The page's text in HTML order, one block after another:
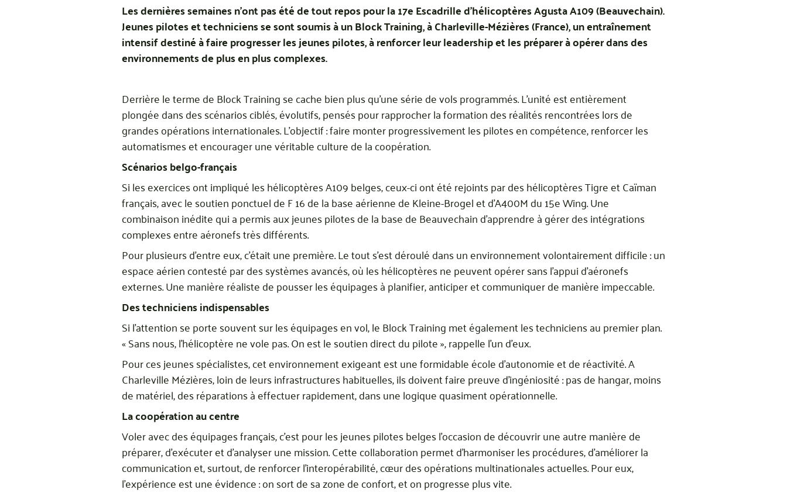
Les dernières semaines n’ont pas été de tout repos pour la 17e Escadrille d'hélicoptères Agusta A109 (Beauvechain).
Jeunes pilotes et techniciens se sont soumis à un Block Training, à Charleville-Mézières (France), un entraînement
intensif destiné à faire progresser les jeunes pilotes, à renforcer leur leadership et les préparer à opérer dans des
environnements de plus en plus complexes.
Derrière le terme de Block Training se cache bien plus qu’une série de vols programmés. L’unité est entièrement
plongée dans des scénarios ciblés, évolutifs, pensés pour rapprocher la formation des réalités rencontrées lors de
grandes opérations internationales. L’objectif : faire monter progressivement les pilotes en compétence, renforcer les
automatismes et encourager une véritable culture de la coopération.
Scénarios belgo-français
Si les exercices ont impliqué les hélicoptères A109 belges, ceux-ci ont été rejoints par des hélicoptères Tigre et Caïman
français, avec le soutien ponctuel de F 16 de la base aérienne de Kleine-Brogel et d’A400M du 15e Wing. Une
combinaison inédite qui a permis aux jeunes pilotes de la base de Beauvechain d’apprendre à gérer des intégrations
complexes entre aéronefs très différents.
Pour plusieurs d’entre eux, c’était une première. Le tout s’est déroulé dans un environnement volontairement difficile : un
espace aérien contesté par des systèmes avancés, où les hélicoptères ne peuvent opérer sans l’appui d’aéronefs
externes. Une manière réaliste de pousser les équipages à planifier, anticiper et communiquer de manière impeccable.
Des techniciens indispensables
Si l’attention se porte souvent sur les équipages en vol, le Block Training met également les techniciens au premier plan.
« Sans nous, l’hélicoptère ne vole pas. On est le soutien direct du pilote », rappelle l’un d’eux.
Pour ces jeunes spécialistes, cet environnement exigeant est une formidable école d’autonomie et de réactivité. A
Charleville Mézières, loin de leurs infrastructures habituelles, ils doivent faire preuve d’ingéniosité : pas de hangar, moins
de matériel, des réparations à effectuer rapidement, dans une logique quasiment opérationnelle.
La coopération au centre
Voler avec des équipages français, c’est pour les jeunes pilotes belges l’occasion de découvrir une autre manière de
préparer, d’exécuter et d’analyser une mission. Cette collaboration permet d’harmoniser les procédures, d’améliorer la
communication et, surtout, de renforcer l’interopérabilité, cœur des opérations multinationales actuelles. Pour eux,
l’expérience est une évidence : on sort de sa zone de confort, et on progresse plus vite.